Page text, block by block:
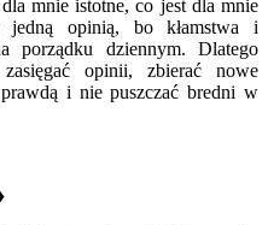
mnie istotne, co jest dla mnie
opinią, bo kłamstwa i
porządku dziennym. Dlatego
opinii, zbierać nowe
i nie puszczać bredni w